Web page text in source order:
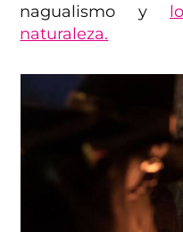
nagualismo y
naturaleza.